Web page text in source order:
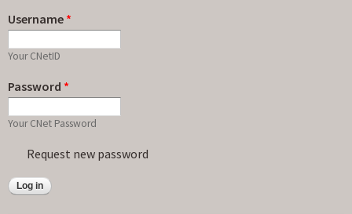
Username *
Your CNetID
Password *
Your CNet Password
Request new password